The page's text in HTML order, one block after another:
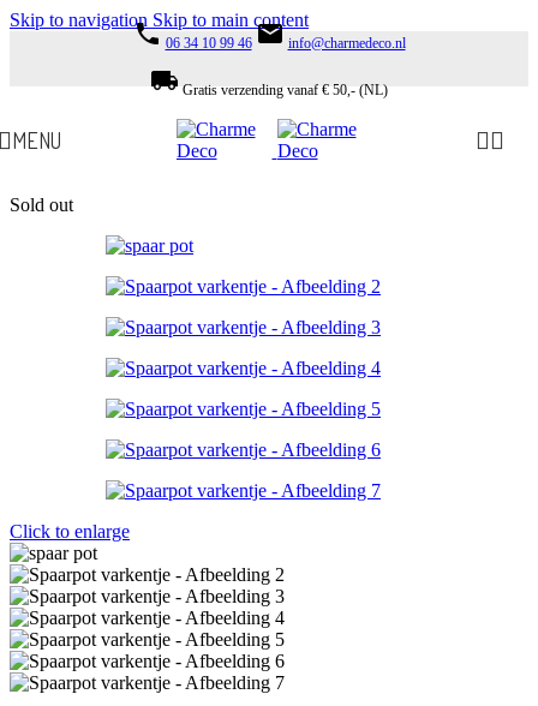
Skip to navigation Skip to main content
phone 06 34 10 99 46 email info@charmedeco.nl
local_shipping Gratis verzending vanaf € 50,- (NL)
MENU
Sold out
Click to enlarge